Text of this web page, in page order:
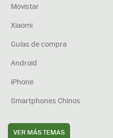
Movistar
Xiaomi
Guías de compra
Android
iPhone
Smartphones Chinos
VER MÁS TEMAS